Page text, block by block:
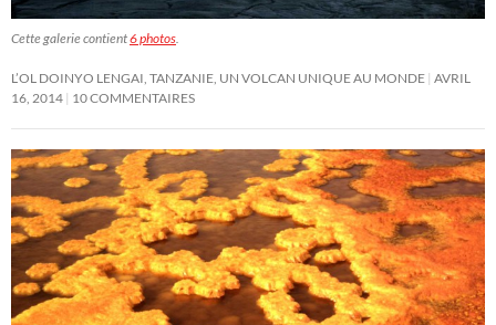
Cette galerie contient6 photos.
L’OL DOINYO LENGAI, TANZANIE, UN VOLCAN UNIQUE AU MONDE AVRIL
16, 2014 10 COMMENTAIRES